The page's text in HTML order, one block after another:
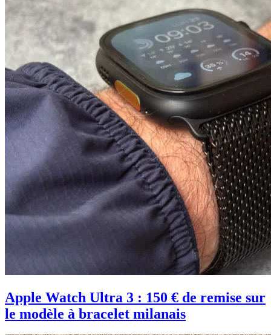
Apple Watch Ultra 3 : 150 € de remise sur
le modèle à bracelet milanais